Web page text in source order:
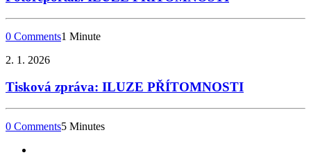
0 Comments1 Minute
2. 1. 2026
Tisková zpráva: ILUZE PŘÍTOMNOSTI
0 Comments5 Minutes